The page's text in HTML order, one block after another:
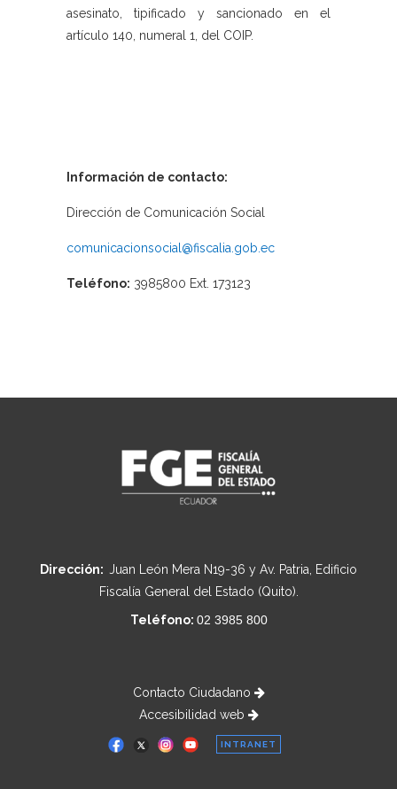
asesinato, tipificado y sancionado en el
artículo 140, numeral 1, del COIP.
Información de contacto:
Dirección de Comunicación Social
comunicacionsocial@fiscalia.gob.ec
Teléfono: 3985800 Ext. 173123
Dirección: Juan León Mera N19-36 y Av. Patria, Edificio
Fiscalía General del Estado (Quito).
Teléfono: 02 3985 800
Contacto Ciudadano
Accesibilidad web
INTRANET